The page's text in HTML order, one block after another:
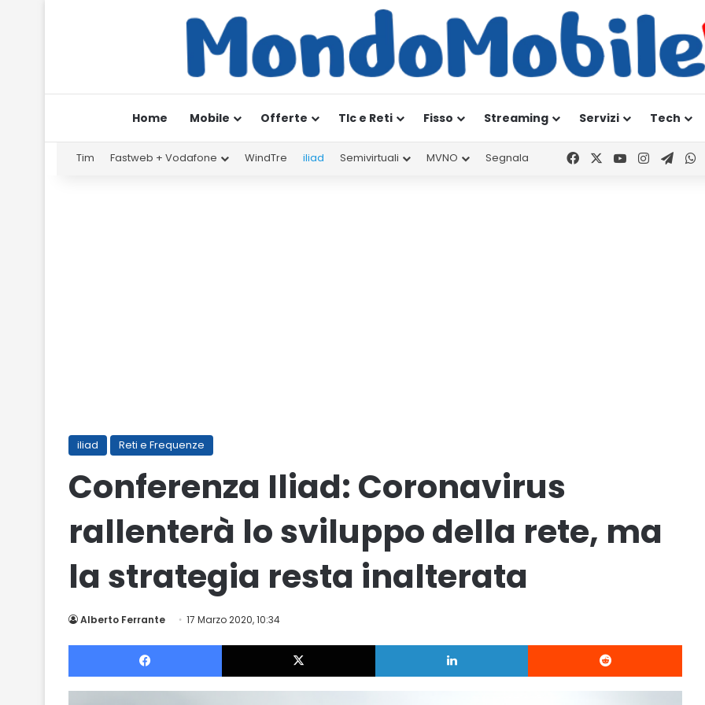
Home Mobile Offerte Tlc e Reti Fisso Streaming Servizi Tech
Tim Fastweb + Vodafone WindTre iliad Semivirtuali MVNO Segnala FacebookYou Tube
iliad Reti e Frequenze
Conferenza Iliad: Coronavirus
rallenterà lo sviluppo della rete, ma
la strategia resta inalterata
Alberto Ferrante 17 Marzo 2020, 10:34
Facebook X LinkedIn